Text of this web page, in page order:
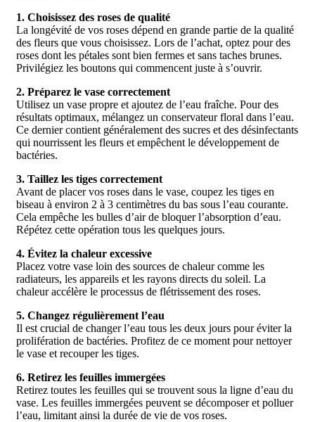
1. Choisissez des roses de qualité
La longévité de vos roses dépend en grande partie de la qualité
des fleurs que vous choisissez. Lors de l’achat, optez pour des
roses dont les pétales sont bien fermes et sans taches brunes.
Privilégiez les boutons qui commencent juste à s’ouvrir.
2. Préparez le vase correctement
Utilisez un vase propre et ajoutez de l’eau fraîche. Pour des
résultats optimaux, mélangez un conservateur floral dans l’eau.
Ce dernier contient généralement des sucres et des désinfectants
qui nourrissent les fleurs et empêchent le développement de
bactéries.
3. Taillez les tiges correctement
Avant de placer vos roses dans le vase, coupez les tiges en
biseau à environ 2 à 3 centimètres du bas sous l’eau courante.
Cela empêche les bulles d’air de bloquer l’absorption d’eau.
Répétez cette opération tous les quelques jours.
4. Évitez la chaleur excessive
Placez votre vase loin des sources de chaleur comme les
radiateurs, les appareils et les rayons directs du soleil. La
chaleur accélère le processus de flétrissement des roses.
5. Changez régulièrement l’eau
Il est crucial de changer l’eau tous les deux jours pour éviter la
prolifération de bactéries. Profitez de ce moment pour nettoyer
le vase et recouper les tiges.
6. Retirez les feuilles immergées
Retirez toutes les feuilles qui se trouvent sous la ligne d’eau du
vase. Les feuilles immergées peuvent se décomposer et polluer
l’eau, limitant ainsi la durée de vie de vos roses.